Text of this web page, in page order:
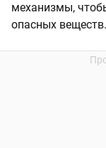
механизмы,
опасных веществ.